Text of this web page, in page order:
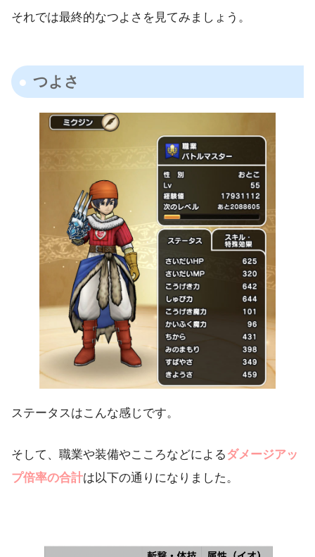
それでは最終的なつよさを見てみましょう。
つよさ
ステータスはこんな感じです。
そして、職業や装備やこころなどによるダメージアッ
プ倍率の合計は以下の通りになりました。